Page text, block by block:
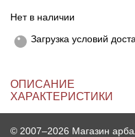
Нет в наличии
Загрузка условий
ОПИСАНИЕ
ХАРАКТЕРИСТИКИ
© 2007–2026 Магазин